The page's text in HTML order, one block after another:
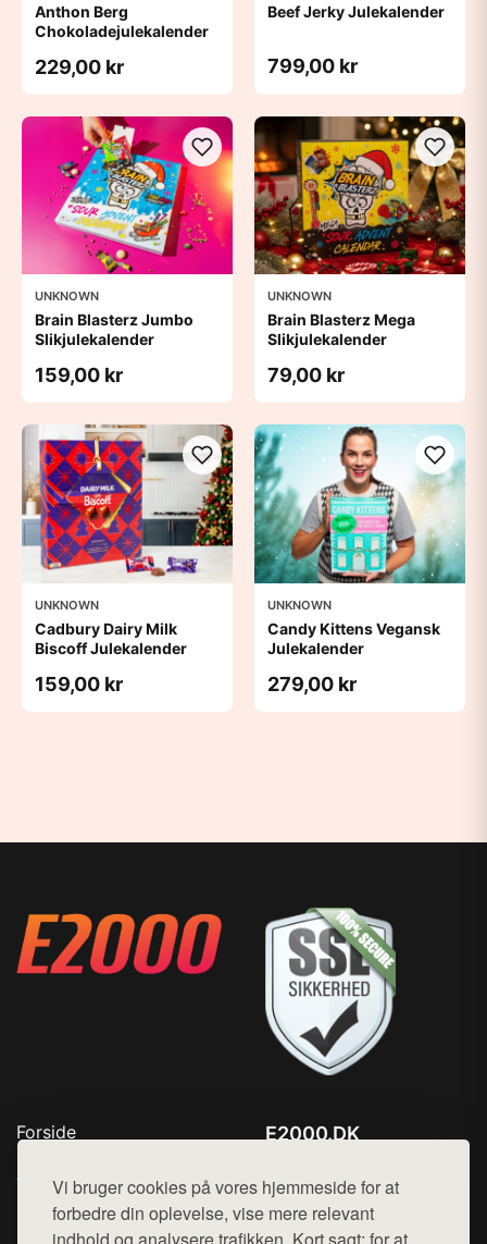
Vi bruger cookies på vores hjemmeside for at
forbedre din oplevelse, vise mere relevant
Anthon Berg
Chokoladejulekalender
229,00 kr
Beef Jerky Julekalender
799,00 kr
UNKNOWN
Brain Blasterz Jumbo
Slikjulekalender
159,00 kr
UNKNOWN
Brain Blasterz Mega
Slikjulekalender
79,00 kr
UNKNOWN
Cadbury Dairy Milk
Biscoff Julekalender
159,00 kr
UNKNOWN
Candy Kittens Vegansk
Julekalender
279,00 kr
Forside
Top Rabatter
Kontakt
E2000.DK
Mail: hej@want.dk